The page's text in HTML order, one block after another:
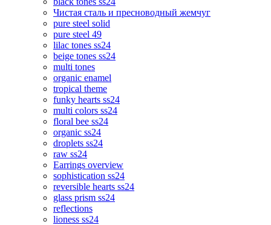
Чистая сталь и пресноводный жемчуг
pure steel solid
pure steel 49
lilac tones ss24
beige tones ss24
multi tones
organic enamel
tropical theme
funky hearts ss24
multi colors ss24
floral bee ss24
organic ss24
droplets ss24
raw ss24
Earrings overview
sophistication ss24
reversible hearts ss24
glass prism ss24
reflections
lioness ss24